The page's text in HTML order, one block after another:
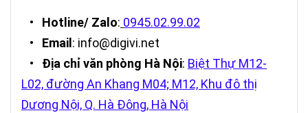
• Hotline/ Zalo: 0945.02.99.02
• Email : info@digivi.net
• Địa chỉ văn phòng Hà Nội: Biệt Thự M12-
L02, đường An Khang M04; M12, Khu đô thị
Dương Nội, Q. Hà Đông, Hà Nội